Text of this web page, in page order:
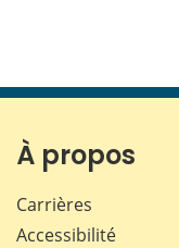
À propos
Carrières
Accessibilité